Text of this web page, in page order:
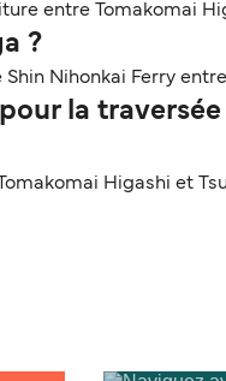
entre Tomakomai
?
Nihonkai Ferry
la
Higashi et